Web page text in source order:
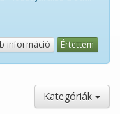
információ Értettem
Kategóriák